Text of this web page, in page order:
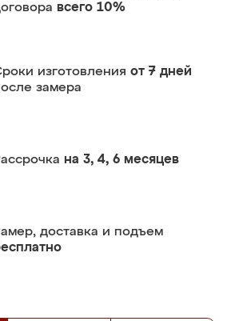
всего 10%
изготовления от 7 дней
замера
на 3, 4, 6 месяцев
доставка и подъем